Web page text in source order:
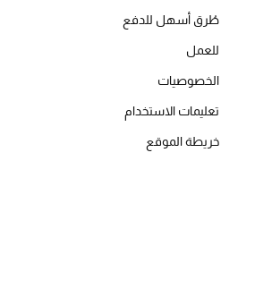
طُرق أسهل للدفع
للعمل
الخصوصيات
تعليمات الاستخدام
خريطة الموقع